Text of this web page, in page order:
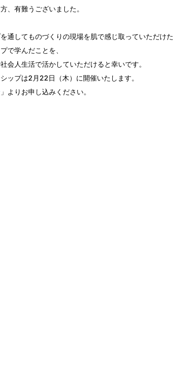
、有難うございました。
通してものづくりの現場を肌で感じ取っていただけ
で学んだことを、
会人生活で活かしていただけると幸いです。
ップは2月22日（木）に開催いたします。
」よりお申し込みください。